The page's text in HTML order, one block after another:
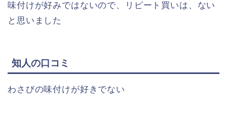
味付けが好みではないので、
リピート買いは、ない
と思いました
知人の口コミ
わさびの味付けが好きでない